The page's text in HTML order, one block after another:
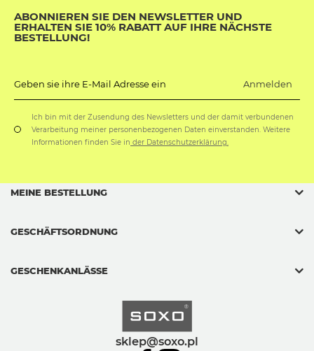
ABONNIEREN SIE DEN NEWSLETTER UND
ERHALTEN SIE 10% RABATT AUF IHRE NÄCHSTE
BESTELLUNG!
Geben sie ihre E-Mail Adresse ein Anmelden
Ich bin mit der Zusendung des Newsletters und der damit verbundenen
Verarbeitung meiner personenbezogenen Daten einverstanden. Weitere
Informationen finden Sie in der Datenschutzerklärung.
sklep@soxo.pl
MEINE BESTELLUNG
GESCHÄFTSORDNUNG
GESCHENKANLÄSSE